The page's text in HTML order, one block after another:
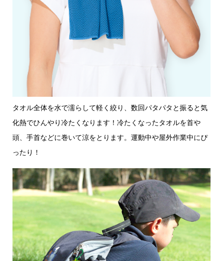
タオル全体を水で濡らして軽く絞り、数回パタパタと振ると気
化熱でひんやり冷たくなります！冷たくなったタオルを首や
頭、手首などに巻いて涼をとります。運動中や屋外作業中にぴ
ったり！